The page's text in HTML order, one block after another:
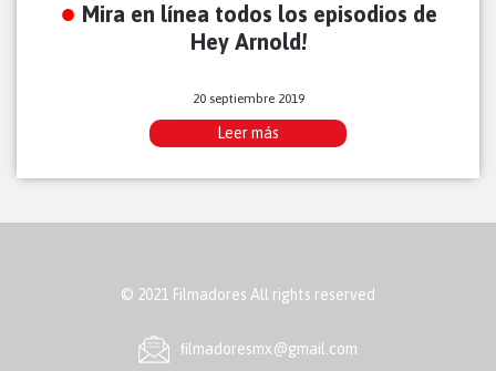
Mira en línea todos los episodios de
Hey Arnold!
20 septiembre 2019
Leer más
© 2021 Filmadores All rights reserved
ﬁlmadoresmx@gmail.com